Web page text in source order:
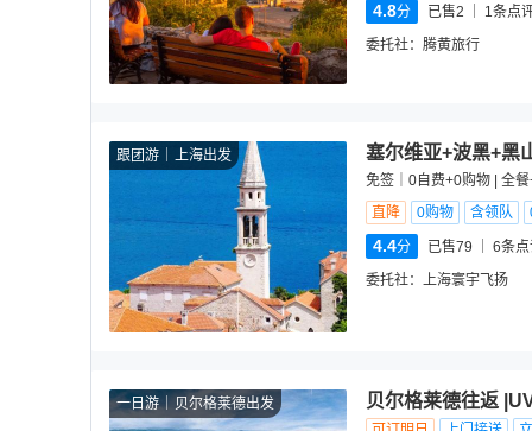
4.8分 已售2 1条点
委托社： 腾黄旅行
跟团游 上海出发 塞尔维亚+波黑+黑
免签｜0自费+0购物 | 全
直降
0购物 含领队
4.4分 已售79 6条
委托社： 上海寰宇飞扬
一日游 贝尔格莱德出发 贝尔格莱德往返